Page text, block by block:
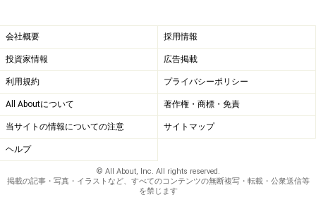
会社概要 採用情報
投資家情報 広告掲載
利用規約 プライバシーポリシー
All Aboutについて 著作権・商標・免責
当サイトの情報についての注意 サイトマップ
ヘルプ
© All About, Inc. All rights reserved.
掲載の記事・写真・イラストなど、すべてのコンテンツの無断複写・転載・公衆送信等
を禁じます